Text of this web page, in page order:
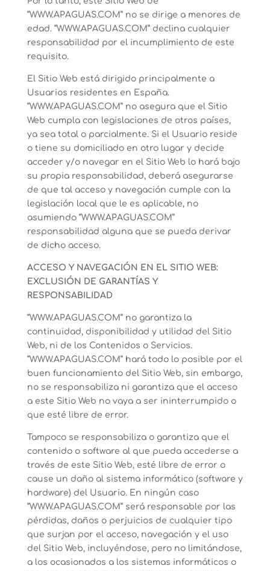
“WWW.APAGUAS.COM” no se dirige a menores de
edad. “WWW.APAGUAS.COM” declina cualquier
responsabilidad por el incumplimiento de este
requisito.
El Sitio Web está dirigido principalmente a
Usuarios residentes en España.
“WWW.APAGUAS.COM” no asegura que el Sitio
Web cumpla con legislaciones de otros países,
ya sea total o parcialmente. Si el Usuario reside
o tiene su domiciliado en otro lugar y decide
acceder y/o navegar en el Sitio Web lo hará bajo
su propia responsabilidad, deberá asegurarse
de que tal acceso y navegación cumple con la
legislación local que le es aplicable, no
asumiendo “WWW.APAGUAS.COM”
responsabilidad alguna que se pueda derivar
de dicho acceso.
ACCESO Y NAVEGACIÓN EN EL SITIO WEB:
EXCLUSIÓN DE GARANTÍAS Y
RESPONSABILIDAD
“WWW.APAGUAS.COM” no garantiza la
continuidad, disponibilidad y utilidad del Sitio
Web, ni de los Contenidos o Servicios.
“WWW.APAGUAS.COM” hará todo lo posible por el
buen funcionamiento del Sitio Web, sin embargo,
no se responsabiliza ni garantiza que el acceso
a este Sitio Web no vaya a ser ininterrumpido o
que esté libre de error.
Tampoco se responsabiliza o garantiza que el
contenido o software al que pueda accederse a
través de este Sitio Web, esté libre de error o
cause un daño al sistema informático (software y
hardware) del Usuario. En ningún caso
“WWW.APAGUAS.COM” será responsable por las
pérdidas, daños o perjuicios de cualquier tipo
que surjan por el acceso, navegación y el uso
del Sitio Web, incluyéndose, pero no limitándose,
a los ocasionados a los sistemas informáticos o